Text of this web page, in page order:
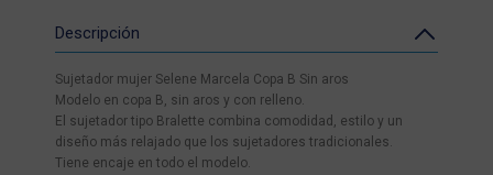
Descripción
Sujetador mujer Selene Marcela Copa B Sin aros
Modelo en copa B, sin aros y con relleno.
El sujetador tipo Bralette combina comodidad, estilo y un
diseño más relajado que los sujetadores tradicionales.
Tiene encaje en todo el modelo.